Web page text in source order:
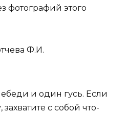
фотографий этого
и один гусь. Если
с собой что-